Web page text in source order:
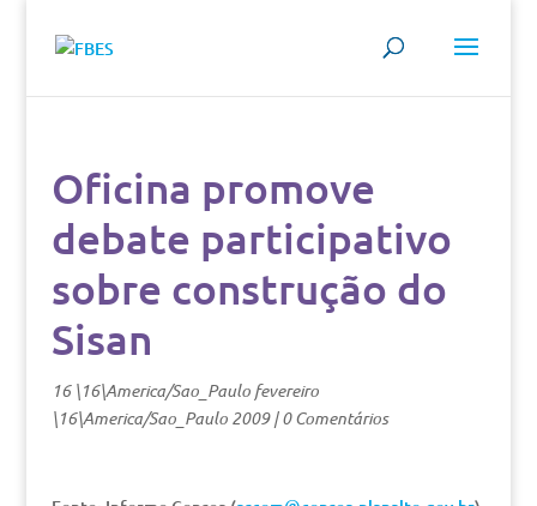
Oficina promove
debate participativo
sobre construção do
Sisan
16 \16\America/Sao_Paulo fevereiro
\16\America/Sao_Paulo 2009|0 Comentários